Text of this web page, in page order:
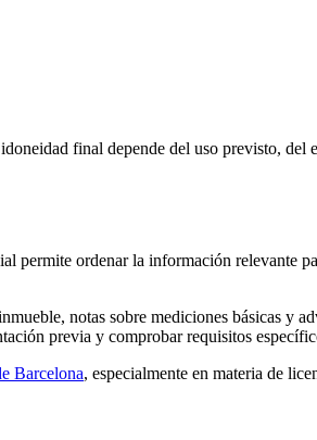
final depende del uso previsto, del
permite ordenar la información relevante
notas sobre mediciones básicas y
previa y comprobar requisitos
Barcelona, especialmente en materia de